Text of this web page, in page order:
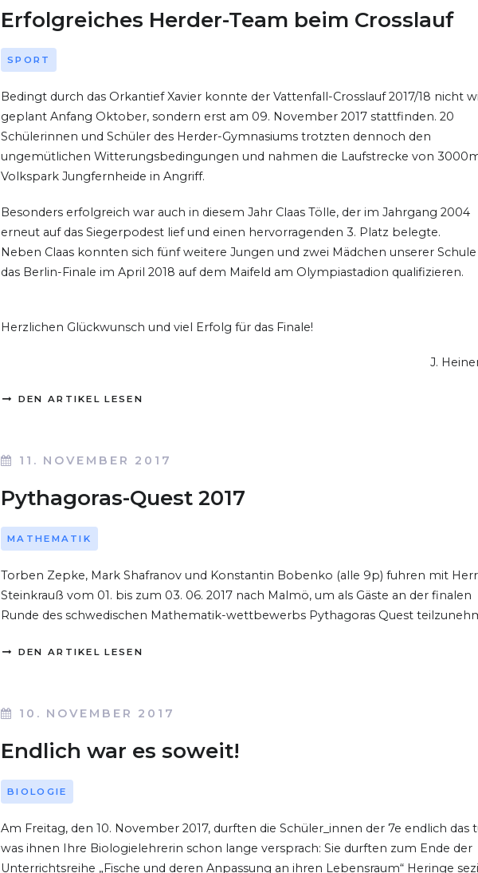
Erfolgreiches Herder-Team beim Crosslauf
SPORT
Bedingt durch das Orkantief Xavier konnte der Vattenfall-Crosslauf 2017/18 nicht
geplant Anfang Oktober, sondern erst am 09. November 2017 stattfinden. 20
Schülerinnen und Schüler des Herder-Gymnasiums trotzten dennoch den
ungemütlichen Witterungsbedingungen und nahmen die Laufstrecke von
Volkspark Jungfernheide in Angriff.
Besonders erfolgreich war auch in diesem Jahr Claas Tölle, der im Jahrgang 2004
erneut auf das Siegerpodest lief und einen hervorragenden 3. Platz belegte.
Neben Claas konnten sich fünf weitere Jungen und zwei Mädchen unserer
das Berlin-Finale im April 2018 auf dem Maifeld am Olympiastadion qualifizieren.
Herzlichen Glückwunsch und viel Erfolg für das Finale!
J.
DEN ARTIKEL LESEN
11. NOVEMBER 2017
Pythagoras-Quest 2017
MATHEMATIK
Torben Zepke, Mark Shafranov und Konstantin Bobenko (alle 9p) fuhren mit
Steinkrauß vom 01. bis zum 03. 06. 2017 nach Malmö, um als Gäste an der finalen
Runde des schwedischen Mathematik-wettbewerbs Pythagoras Quest
DEN ARTIKEL LESEN
10. NOVEMBER 2017
Endlich war es soweit!
BIOLOGIE
Am Freitag, den 10. November 2017, durften die Schüler_innen der 7e endlich das
was ihnen Ihre Biologielehrerin schon lange versprach: Sie durften zum Ende der
Unterrichtsreihe „Fische und deren Anpassung an ihren Lebensraum“ Heringe